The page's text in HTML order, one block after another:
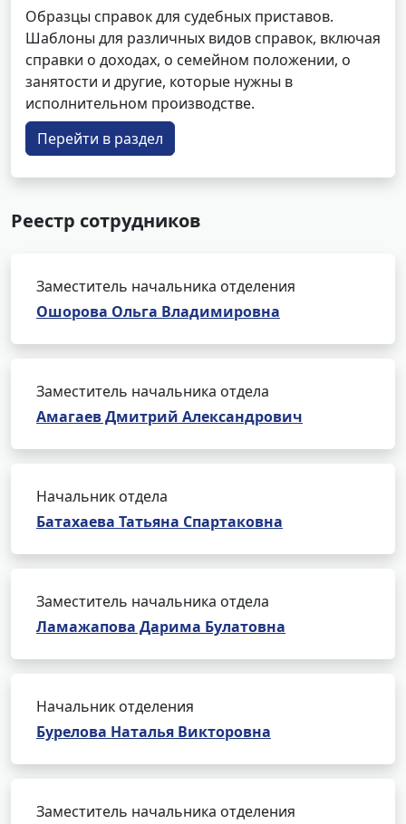
Образцы справок для судебных приставов.
Шаблоны для различных видов справок, включая
справки о доходах, о семейном положении, о
занятости и другие, которые нужны в
исполнительном производстве.
Перейти в раздел
Реестр сотрудников
Заместитель начальника отделения
Ошорова Ольга Владимировна
Заместитель начальника отдела
Амагаев Дмитрий Александрович
Начальник отдела
Батахаева Татьяна Спартаковна
Заместитель начальника отдела
Ламажапова Дарима Булатовна
Начальник отделения
Бурелова Наталья Викторовна
Заместитель начальника отделения